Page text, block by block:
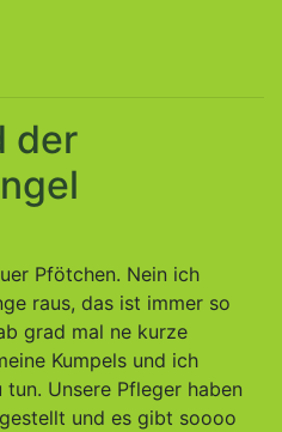
der
Pfötchen. Nein ich
raus, das ist immer so
grad mal ne kurze
Kumpels und ich
Unsere Pfleger haben
und es gibt soooo